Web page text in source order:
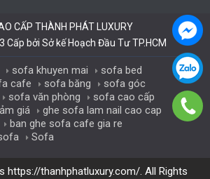
CẤP THÀNH PHÁT LUXURY
Cấp bởi Sở kế Hoạch Đầu Tư TP.HCM
sofa khuyen mai
sofa bed
cafe sofa băng
sofa góc
sofa văn phòng
sofa cao cấp
giá
ghe sofa lam nail cao cap
ban ghe sofa cafe gia re
Sofa
https://thanhphatluxury.com/. All Rights